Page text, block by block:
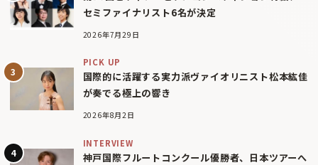
セミファイナリスト6名が決定
2026年7月29日
PICK UP
国際的に活躍する実力派ヴァイオリニスト松本紘佳
が奏でる極上の響き
2026年8月2日
INTERVIEW
神戸国際フルートコンクール優勝者、日本ツアーへ